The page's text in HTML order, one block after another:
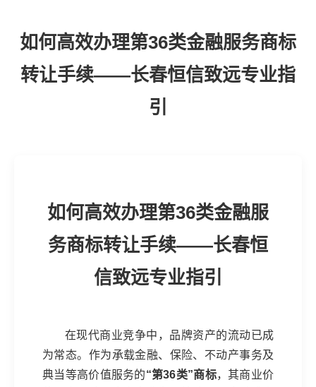
如何高效办理第36类金融服务商标
转让手续——长春恒信致远专业指
引
如何高效办理第36类金融服
务商标转让手续——长春恒
信致远专业指引
在现代商业竞争中，品牌资产的流动已成
为常态。作为承载金融、保险、不动产事务及
典当等高价值服务的“第36类”商标，其商业价